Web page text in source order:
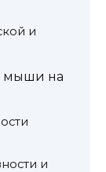
и
мыши на
и